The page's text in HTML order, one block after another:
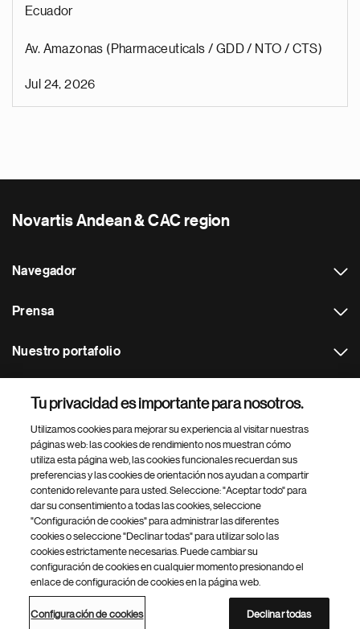
Ecuador
Av. Amazonas (Pharmaceuticals / GDD / NTO / CTS)
Jul 24, 2026
Novartis Andean & CAC region
Navegador
Prensa
Nuestro portafolio
Footer Site Search
inferior
del
© 2026 Novartis AG
Política de privacidad Términos de uso
Accesibilidad
Configuración de cookies
Mapa del sitio
Tu privacidad es importante para nosotros.
Utilizamos cookies para mejorar su experiencia al visitar nuestras
páginas web: las cookies de rendimiento nos muestran cómo
utiliza esta página web, las cookies funcionales recuerdan sus
preferencias y las cookies de orientación nos ayudan a compartir
contenido relevante para usted. Seleccione: "Aceptar todo" para
dar su consentimiento a todas las cookies, seleccione
"Configuración de cookies" para administrar las diferentes
cookies o seleccione "Declinar todas" para utilizar solo las
cookies estrictamente necesarias. Puede cambiar su
configuración de cookies en cualquier momento presionando el
enlace de configuración de cookies en la página web.
Configuración de cookies Declinar todas